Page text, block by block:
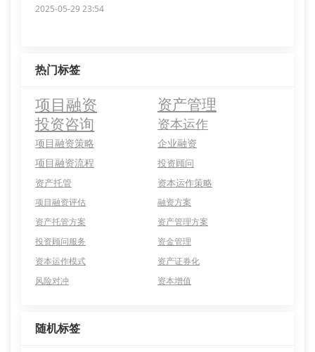
2025-05-29 23:54
热门标签
项目融资 资产管理
投资咨询 资本运作
项目融资策略
企业融资
项目融资流程
投资顾问
资产托管
资本运作策略
项目融资评估
融资方案
资产托管方案
资产管理方案
投资顾问服务
资金管理
资本运作模式
资产证券化
风险对冲
资本增值
随机标签